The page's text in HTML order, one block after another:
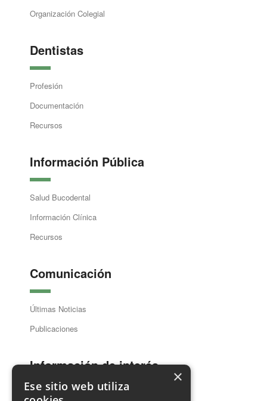
Organización Colegial
Dentistas
Profesión
Documentación
Recursos
Información Pública
Salud Bucodental
Información Clínica
Recursos
Comunicación
Últimas Noticias
Publicaciones
Información de interés
×
Ese sitio web utiliza